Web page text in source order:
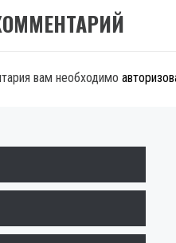
вам необходимо